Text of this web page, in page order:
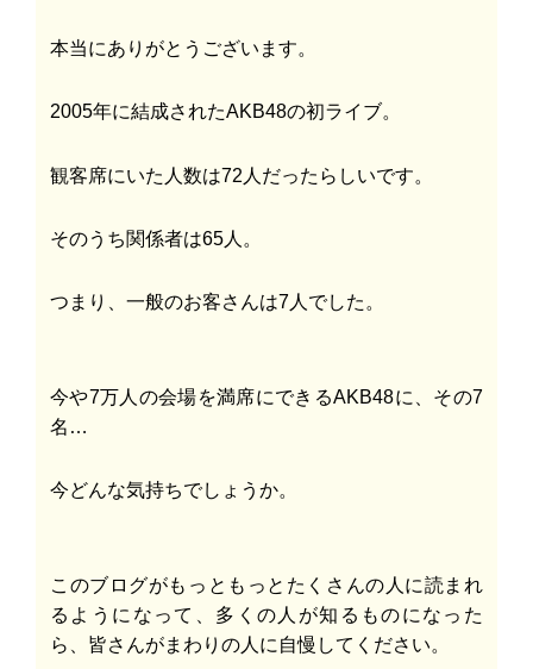
本当にありがとうございます。
2005年に結成されたAKB48の初ライブ。
観客席にいた人数は72人だったらしいです。
そのうち関係者は65人。
つまり、一般のお客さんは7人でした。
今や7万人の会場を満席にできるAKB48に、その7
名…
今どんな気持ちでしょうか。
このブログがもっともっとたくさんの人に読まれ
るようになって、多くの人が知るものになった
ら、皆さんがまわりの人に自慢してください。